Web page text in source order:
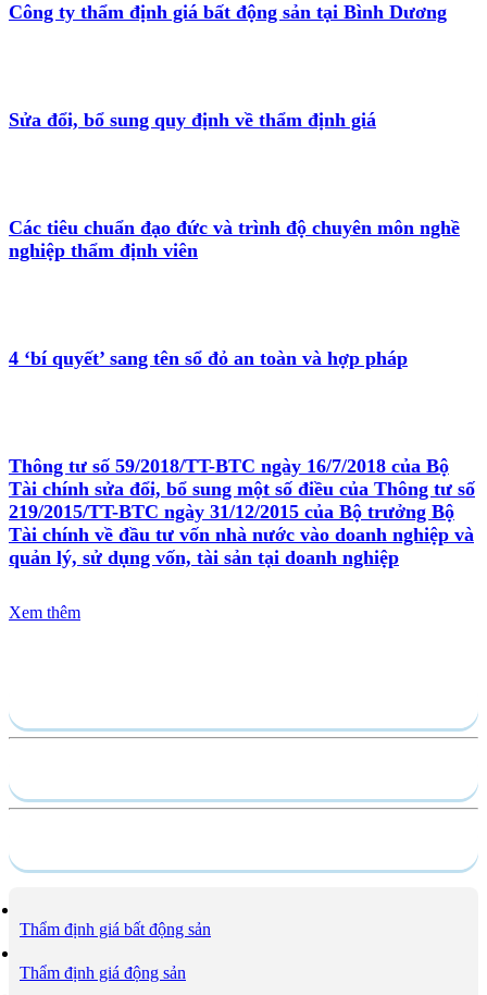
Công ty thẩm định giá bất động sản tại Bình Dương
Sửa đổi, bổ sung quy định về thẩm định giá
Các tiêu chuẩn đạo đức và trình độ chuyên môn nghề
nghiệp thẩm định viên
4 ‘bí quyết’ sang tên sổ đỏ an toàn và hợp pháp
Thông tư số 59/2018/TT-BTC ngày 16/7/2018 của Bộ
Tài chính sửa đổi, bổ sung một số điều của Thông tư số
219/2015/TT-BTC ngày 31/12/2015 của Bộ trưởng Bộ
Tài chính về đầu tư vốn nhà nước vào doanh nghiệp và
quản lý, sử dụng vốn, tài sản tại doanh nghiệp
Xem thêm
Thẩm định giá bất động sản
Thẩm định giá động sản